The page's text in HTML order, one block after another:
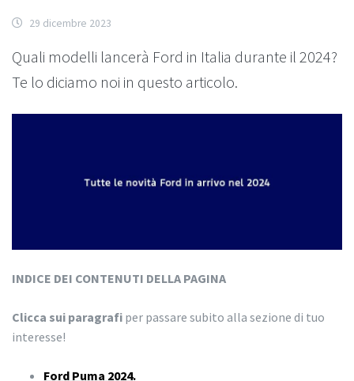
29 dicembre 2023
Quali modelli lancerà Ford in Italia durante il 2024?
Te lo diciamo noi in questo articolo.
INDICE DEI CONTENUTI DELLA PAGINA
Clicca sui paragrafi per passare subito alla sezione di tuo
interesse!
Ford Puma 2024.